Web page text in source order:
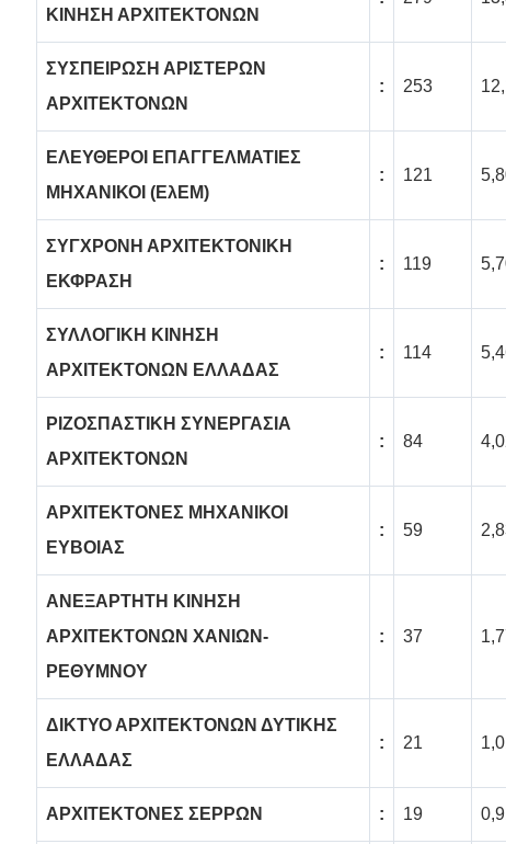
ΚΙΝΗΣΗ ΑΡΧΙΤΕΚΤΟΝΩΝ
ΣΥΣΠΕΙΡΩΣΗ ΑΡΙΣΤΕΡΩΝ
ΑΡΧΙΤΕΚΤΟΝΩΝ
: 253
ΕΛΕΥΘΕΡΟΙ ΕΠΑΓΓΕΛΜΑΤΙΕΣ
ΜΗΧΑΝΙΚΟΙ (ΕλΕΜ)
: 121
ΣΥΓΧΡΟΝΗ ΑΡΧΙΤΕΚΤΟΝΙΚΗ
ΕΚΦΡΑΣΗ
: 119
ΣΥΛΛΟΓΙΚΗ ΚΙΝΗΣΗ
ΑΡΧΙΤΕΚΤΟΝΩΝ ΕΛΛΑΔΑΣ
: 114
ΡΙΖΟΣΠΑΣΤΙΚΗ ΣΥΝΕΡΓΑΣΙΑ
ΑΡΧΙΤΕΚΤΟΝΩΝ
: 84
ΑΡΧΙΤΕΚΤΟΝΕΣ ΜΗΧΑΝΙΚΟΙ
ΕΥΒΟΙΑΣ
: 59
ΑΝΕΞΑΡΤΗΤΗ ΚΙΝΗΣΗ
ΑΡΧΙΤΕΚΤΟΝΩΝ ΧΑΝΙΩΝ-
ΡΕΘΥΜΝΟΥ
: 37
ΔΙΚΤΥΟ ΑΡΧΙΤΕΚΤΟΝΩΝ ΔΥΤΙΚΗΣ
ΕΛΛΑΔΑΣ
: 21
ΑΡΧΙΤΕΚΤΟΝΕΣ ΣΕΡΡΩΝ : 19